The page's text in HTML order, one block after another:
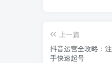
上一篇
抖音运营全攻略：
手快速起号